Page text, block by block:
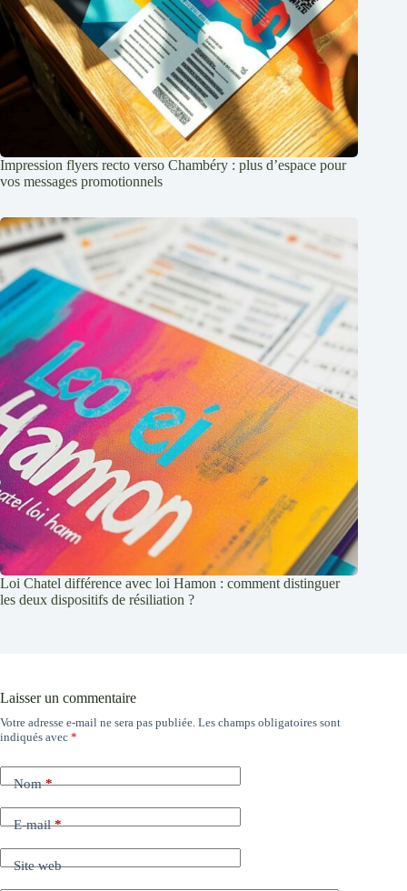
Impression flyers recto verso Chambéry : plus d’espace pour
vos messages promotionnels
Loi Chatel différence avec loi Hamon : comment distinguer
les deux dispositifs de résiliation ?
Laisser un commentaire
Votre adresse e-mail ne sera pas publiée. Les champs obligatoires sont
indiqués avec *
Nom*
E-mail*
Site web